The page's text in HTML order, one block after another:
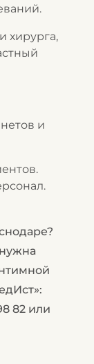
хирурга,
и
82 или